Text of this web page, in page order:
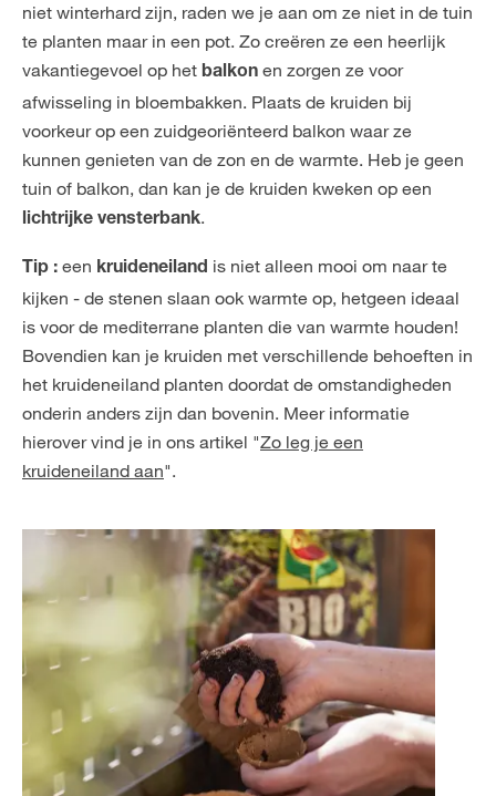
niet winterhard zijn, raden we je aan om ze niet in de tuin
te planten maar in een pot. Zo creëren ze een heerlijk
vakantiegevoel op het balkon en zorgen ze voor
afwisseling in bloembakken. Plaats de kruiden bij
voorkeur op een zuidgeoriënteerd balkon waar ze
kunnen genieten van de zon en de warmte. Heb je geen
tuin of balkon, dan kan je de kruiden kweken op een
lichtrijke vensterbank.
Tip : een kruideneiland is niet alleen mooi om naar te
kijken - de stenen slaan ook warmte op, hetgeen ideaal
is voor de mediterrane planten die van warmte houden!
Bovendien kan je kruiden met verschillende behoeften in
het kruideneiland planten doordat de omstandigheden
onderin anders zijn dan bovenin. Meer informatie
hierover vind je in ons artikel "Zo leg je een
kruideneiland aan".